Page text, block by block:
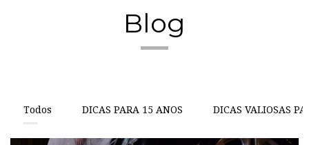
Blog
Todos DICAS PARA 15 ANOS DICAS VALIOSAS